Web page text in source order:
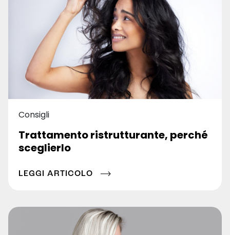
Consigli
Trattamento ristrutturante, perché
sceglierlo
LEGGI ARTICOLO